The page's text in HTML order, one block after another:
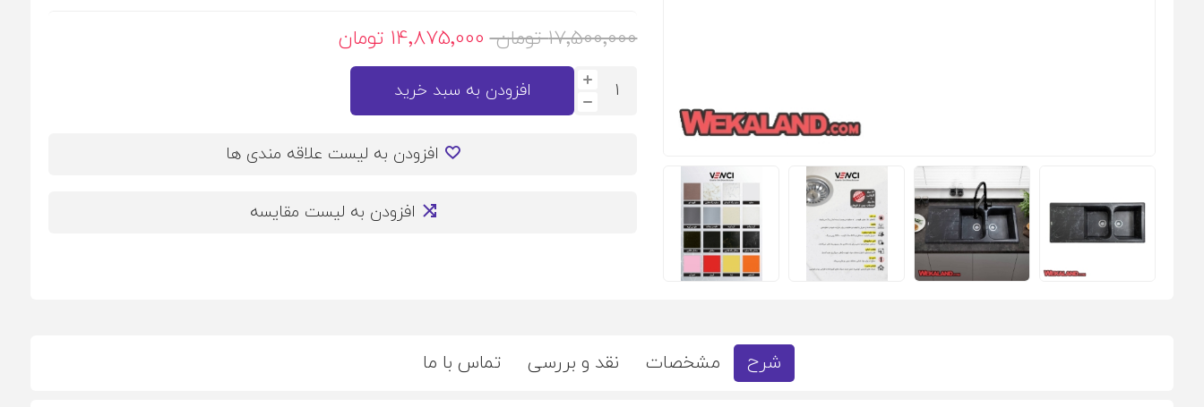
17٬500٬000 تومان 14٬875٬000 تومان
افزودن به سبد خرید
افزودن به لیست علاقه مندی ها
افزودن به لیست مقایسه
شرح مشخصات نقد و بررسی تماس با ما